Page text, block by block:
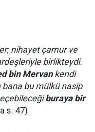
nihayet çamur ve
birlikteydi.
bin Mervankendi
bana bu mülkü nasip
buraya bir
s. 47)